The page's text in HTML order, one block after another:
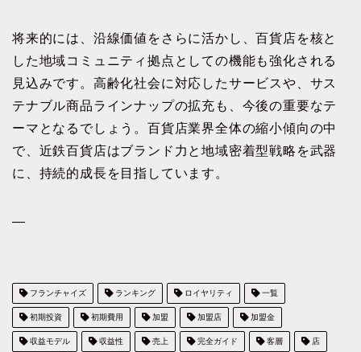
将来的には、沿線価値をさらに活かし、百貨店を核と
した地域コミュニティ拠点としての機能も強化される
見込みです。高齢化社会に対応したサービスや、サス
テナブル商品ラインナップの拡充も、今後の重要なテ
ーマとなるでしょう。百貨店業界全体の縮小傾向の中
で、近鉄百貨店はブランド力と地域密着型戦略を武器
に、持続的成長を目指しています。
—
フランチャイズ ランキング ロイヤリティ 一覧
初期投資 初期費用 加盟 加盟店 加盟金
収益モデル 収益性 売上 完全ガイド 客層 店